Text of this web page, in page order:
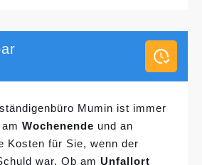
Mumin ist immer
Wochenende und an
Kosten für Sie, wenn der
war. Ob am Unfallort